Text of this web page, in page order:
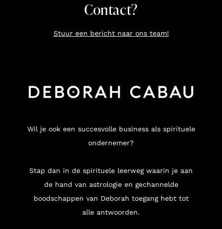
Contact?
Stuur een bericht naar ons team!
Wil je ook een succesvolle business als spirituele
ondernemer?
Stap dan in de spirituele leerweg waarin je aan
de hand van astrologie en gechannelde
boodschappen van Deborah toegang hebt tot
alle antwoorden.